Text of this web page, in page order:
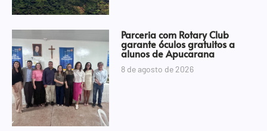
Parceria com Rotary Club
garante óculos gratuitos a
alunos de Apucarana
8 de agosto de 2026